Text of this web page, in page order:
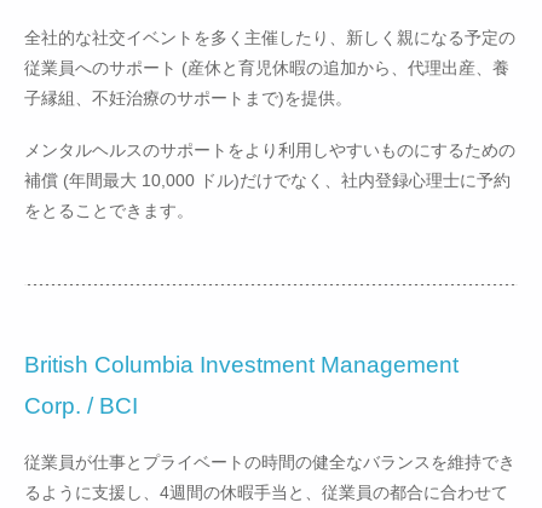
全社的な社交イベントを多く主催したり、新しく親になる予定の
従業員へのサポート (産休と育児休暇の追加から、代理出産、養
子縁組、不妊治療のサポートまで)を提供。
メンタルヘルスのサポートをより利用しやすいものにするための
補償 (年間最大 10,000 ドル)だけでなく、社内登録心理士に予約
をとることできます。
British Columbia Investment Management
Corp. / BCI
従業員が仕事とプライベートの時間の健全なバランスを維持でき
るように支援し、4週間の休暇手当と、従業員の都合に合わせて